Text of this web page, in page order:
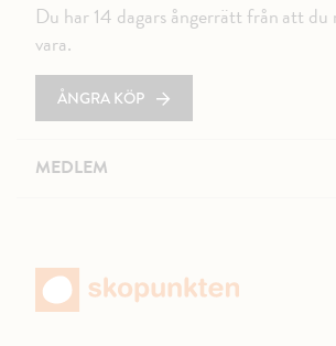
Du har 14 dagars ångerrätt från att
vara.
ÅNGRA KÖP
MEDLEM